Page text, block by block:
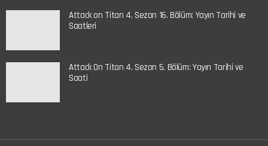
Attack on Titan 4. Sezon 16. Bölüm: Yayın Tarihi ve
Saatleri
Attack On Titan 4. Sezon 5. Bölüm: Yayın Tarihi ve
Saati